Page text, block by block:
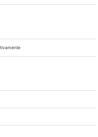
| P.iva 08056040960
Enrico Forlanini 21 -
n° 5578/2022 del